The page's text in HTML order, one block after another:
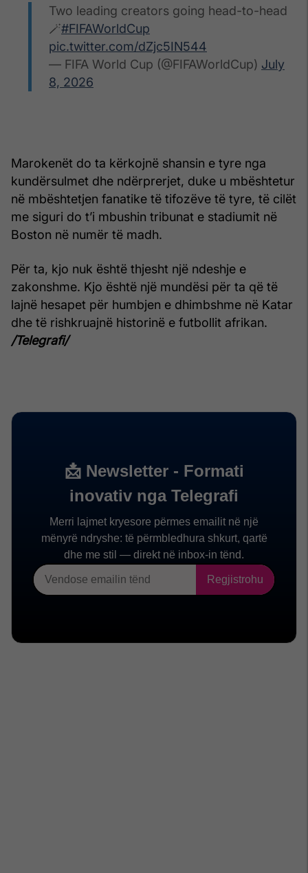
Two leading creators going head-to-head
🪄#FIFAWorldCup
pic.twitter.com/dZjc5IN544
— FIFA World Cup (@FIFAWorldCup) July
8, 2026
Marokenët do ta kërkojnë shansin e tyre nga
kundërsulmet dhe ndërprerjet, duke u mbështetur
në mbështetjen fanatike të tifozëve të tyre, të cilët
me siguri do t’i mbushin tribunat e stadiumit në
Boston në numër të madh.
Për ta, kjo nuk është thjesht një ndeshje e
zakonshme. Kjo është një mundësi për ta që të
lajnë hesapet për humbjen e dhimbshme në Katar
dhe të rishkruajnë historinë e futbollit afrikan.
/Telegrafi/